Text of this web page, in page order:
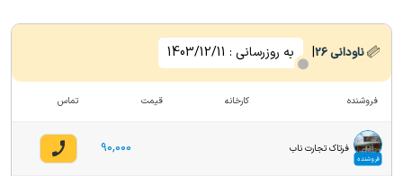
ناودانی26
| به روزرسانی : 1403/12/11
فروشنده کارخانه قیمت تماس
فروشنده
فرتاک تجارت ناب 90,000